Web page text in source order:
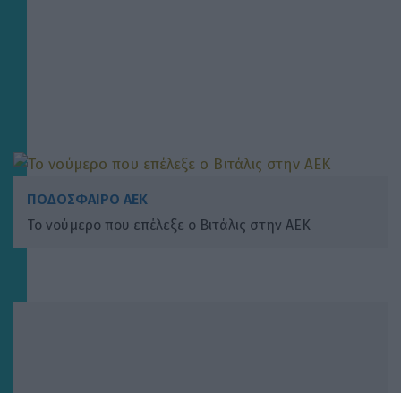
ΠΟΔΟΣΦΑΙΡΟ ΑΕΚ
To νούμερο που επέλεξε ο Βιτάλις στην ΑΕΚ